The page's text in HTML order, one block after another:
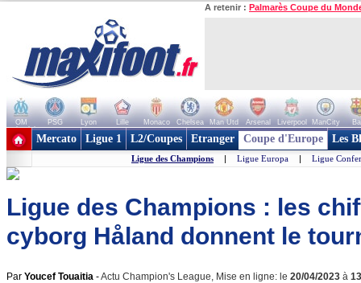
A retenir : Palmarès Coupe du
OM PSG Lyon Lille Monaco Chelsea Man Utd Arsenal Liverpool ManCity
+ de clubs
Mercato Ligue 1 L2/Coupes Etranger Coupe d'Europe Les
Ligue des Champions | Ligue Europa | Ligue
Ligue des Champions : les
cyborg Håland donnent le
Par Youcef Touaitia -Actu Champion's League, Mise en ligne: le 20/04/2023 à